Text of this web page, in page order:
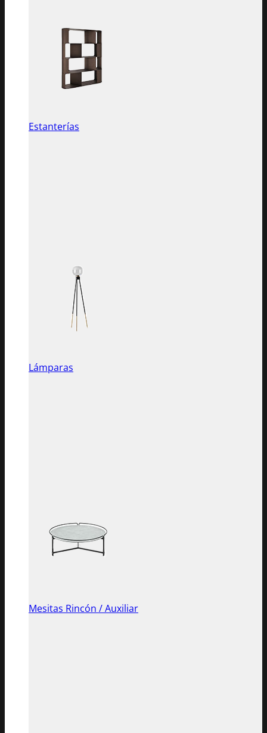
Estanterías
Lámparas
Mesitas Rincón / Auxiliar